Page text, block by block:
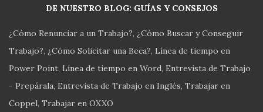
DE NUESTRO BLOG: GUÍAS Y CONSEJOS
¿Cómo Renunciar a un Trabajo? ¿Cómo Buscar y Conseguir
Trabajo? ¿Cómo Solicitar una Beca? Línea de tiempo en
Power Point Línea de tiempo en Word Entrevista de Trabajo
- Prepárala Entrevista de Trabajo en Inglés Trabajar en
Coppel Trabajar en OXXO